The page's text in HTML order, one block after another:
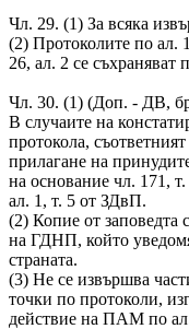
Чл. 29. (1) За всяка
(2) Протоколите по ал.
26, ал. 2 се съхраняват
Чл. 30. (1) (Доп. - ДВ,
В случаите на
протокола,
прилагане на
на основание чл. 171,
ал. 1, т. 5 от ЗДвП.
(2) Копие от
на ГДНП, който
страната.
(3) Не се извършва
точки по протоколи,
действие на ПАМ по